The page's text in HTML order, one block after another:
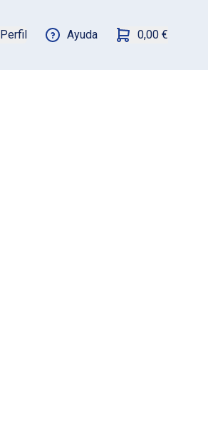
Perfil Ayuda 0,00 €